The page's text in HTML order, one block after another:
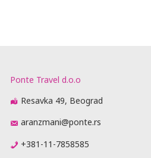
Ponte Travel d.o.o
Resavka 49, Beograd
aranzmani@ponte.rs
+381-11-7858585